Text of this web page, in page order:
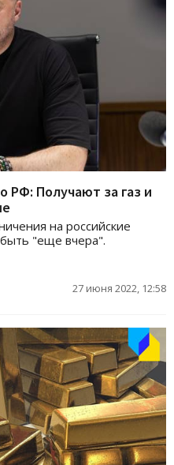
РФ: Получают за газ и
на российские
"еще вчера".
27 июня 2022, 12:58